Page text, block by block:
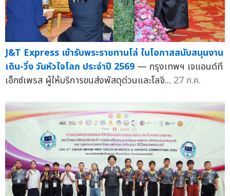
J&T Express เข้ารับพระราชทานโล่ ในโอกาสสนับสนุนงาน
เดิน-วิ่ง วันหัวใจโลก ประจำปี 2569 — กรุงเทพฯ เจแอนด์ที
เอ็กซ์เพรส ผู้ให้บริการขนส่งพัสดุด่วนและโลจิ... 27 ก.ค.